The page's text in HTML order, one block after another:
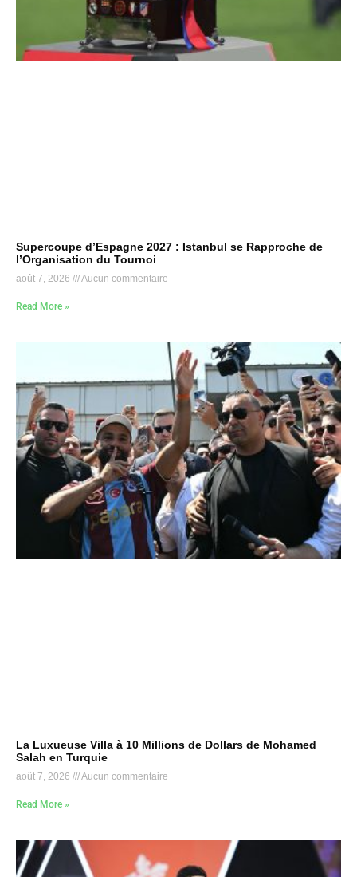
Supercoupe d’Espagne 2027 : Istanbul se Rapproche de
l’Organisation du Tournoi
août 7, 2026 Aucun commentaire
Read More »
La Luxueuse Villa à 10 Millions de Dollars de Mohamed
Salah en Turquie
août 7, 2026 Aucun commentaire
Read More »